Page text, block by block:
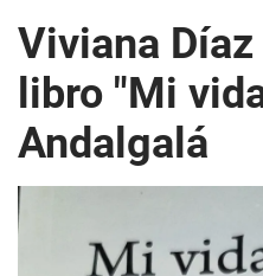
Viviana
libro "Mi
Andalgalá